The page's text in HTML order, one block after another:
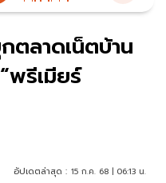
ตลาดเน็ตบ้าน
พรีเมียร์
อัปเดตล่าสุด : 15 ก.ค. 68 | 06:13 น.